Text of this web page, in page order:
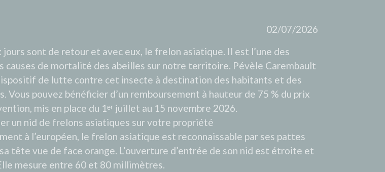
02/07/2026
jours sont de retour et avec eux, le frelon asiatique. Il est l’une des
causes de mortalité des abeilles sur notre territoire. Pévèle Carembault
de lutte contre cet insecte à destination des habitants et des
Vous pouvez bénéficier d’un remboursement à hauteur de 75 % du prix
mis en place du 1ᵉʳ juillet au 15 novembre 2026.
un nid de frelons asiatiques sur votre propriété
à l’européen, le frelon asiatique est reconnaissable par ses pattes
tête vue de face orange. L’ouverture d’entrée de son nid est étroite et
mesure entre 60 et 80 millimètres.